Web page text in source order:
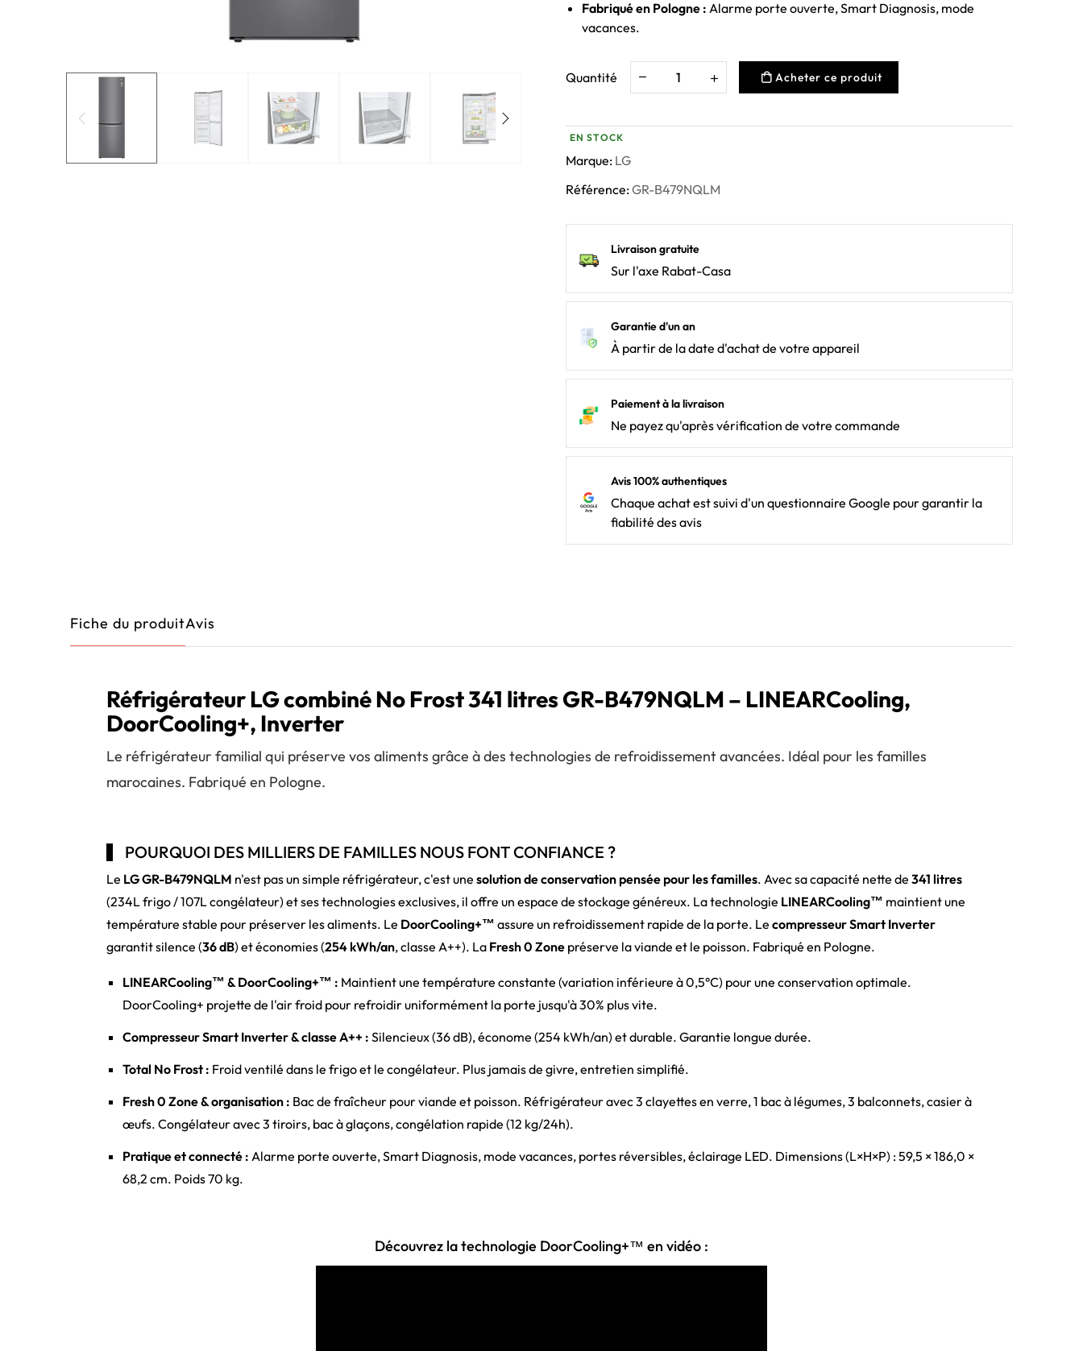
Fabriqué en Pologne : Alarme porte ouverte, Smart Diagnosis, mode
vacances.
Quantité Acheter ce produit
EN STOCK
Marque: LG
Référence:GR-B479NQLM
Livraison gratuite
Sur l'axe Rabat-Casa
Garantie d'un an
À partir de la date d'achat de votre appareil
Paiement à la livraison
Ne payez qu'après vérification de votre commande
Avis 100% authentiques
Chaque achat est suivi d'un questionnaire Google pour garantir la
fiabilité des avis
Fiche du produitAvis
Réfrigérateur LG combiné No Frost 341 litres GR-B479NQLM – LINEARCooling,
DoorCooling+, Inverter
Le réfrigérateur familial qui préserve vos aliments grâce à des technologies de refroidissement avancées. Idéal pour les familles
marocaines. Fabriqué en Pologne.
POURQUOI DES MILLIERS DE FAMILLES NOUS FONT CONFIANCE ?
Le LG GR-B479NQLM n'est pas un simple réfrigérateur, c'est une solution de conservation pensée pour les familles. Avec sa capacité nette de 341 litres
(234L frigo / 107L congélateur) et ses technologies exclusives, il offre un espace de stockage généreux. La technologie LINEARCooling™ maintient une
température stable pour préserver les aliments. Le DoorCooling+™ assure un refroidissement rapide de la porte. Le compresseur Smart Inverter
garantit silence (36 dB) et économies (254 kWh/an, classe A++). La Fresh 0 Zone préserve la viande et le poisson. Fabriqué en Pologne.
LINEARCooling™ & DoorCooling+™ : Maintient une température constante (variation inférieure à 0,5°C) pour une conservation optimale.
DoorCooling+ projette de l'air froid pour refroidir uniformément la porte jusqu'à 30% plus vite.
Compresseur Smart Inverter & classe A++ : Silencieux (36 dB), économe (254 kWh/an) et durable. Garantie longue durée.
Total No Frost : Froid ventilé dans le frigo et le congélateur. Plus jamais de givre, entretien simplifié.
Fresh 0 Zone & organisation : Bac de fraîcheur pour viande et poisson. Réfrigérateur avec 3 clayettes en verre, 1 bac à légumes, 3 balconnets, casier à
œufs. Congélateur avec 3 tiroirs, bac à glaçons, congélation rapide (12 kg/24h).
Pratique et connecté : Alarme porte ouverte, Smart Diagnosis, mode vacances, portes réversibles, éclairage LED. Dimensions (L×H×P) : 59,5 × 186,0 ×
68,2 cm. Poids 70 kg.
Découvrez la technologie DoorCooling+™ en vidéo :